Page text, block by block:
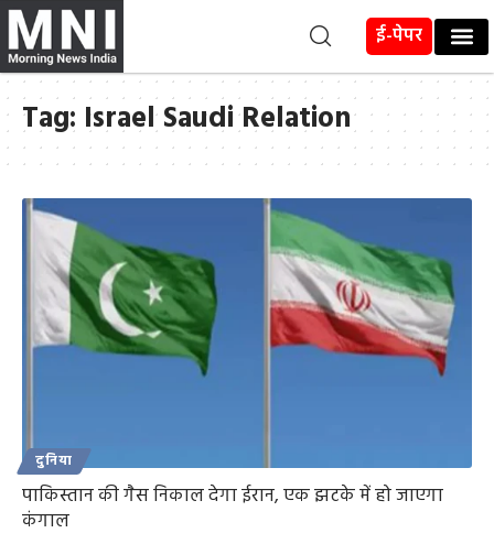
ई-पेपर
Tag: Israel Saudi Relation
दुनिया
पाकिस्तान की गैस निकाल देगा ईरान, एक झटके में हो जाएगा
कंगाल